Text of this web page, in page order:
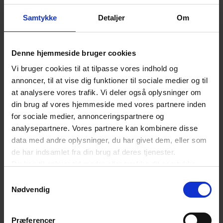
Samtykke Detaljer Om
Denne hjemmeside bruger cookies
Vi bruger cookies til at tilpasse vores indhold og
annoncer, til at vise dig funktioner til sociale medier og til
at analysere vores trafik. Vi deler også oplysninger om
din brug af vores hjemmeside med vores partnere inden
for sociale medier, annonceringspartnere og
analysepartnere. Vores partnere kan kombinere disse
data med andre oplysninger, du har givet dem, eller som
de har indsamlet fra din brug af deres tjenester.
hjørne på websitet.
Nødvendig
Præferencer
via proceduren for omvendt betalingspligt
(reverse charge). Dermed bliver hverken
onlinemarkedspladsen eller den direkte
sælger momspligtig i disse tilfælde.
Varesalg til UK-forbrugere fra en
udenlandsk sælger, når varen befinder sig i
UK på salgstidspunktet
A)Salget foregår via en onlinemarkedsplads
Onlinemarkedspladsen bliver ansvarlig for at
lade sig momsregistrere i UK og afregne UK-
moms af varesalget, og på tidspunktet for